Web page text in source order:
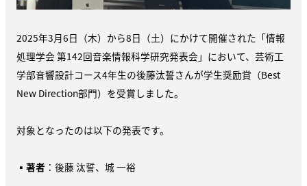
2025年3月6日（木）から8日（土）にかけて開催された「情報
処理学会 第142回音楽情報科学研究発表会」において、芸術工
学部音響設計コース4年生の後藤汰誓さんが学生奨励賞（Best
New Direction部門）を受賞しました。
対象となったのは以下の発表です。
▪ 著者 ：後藤 汰誓、城 一裕